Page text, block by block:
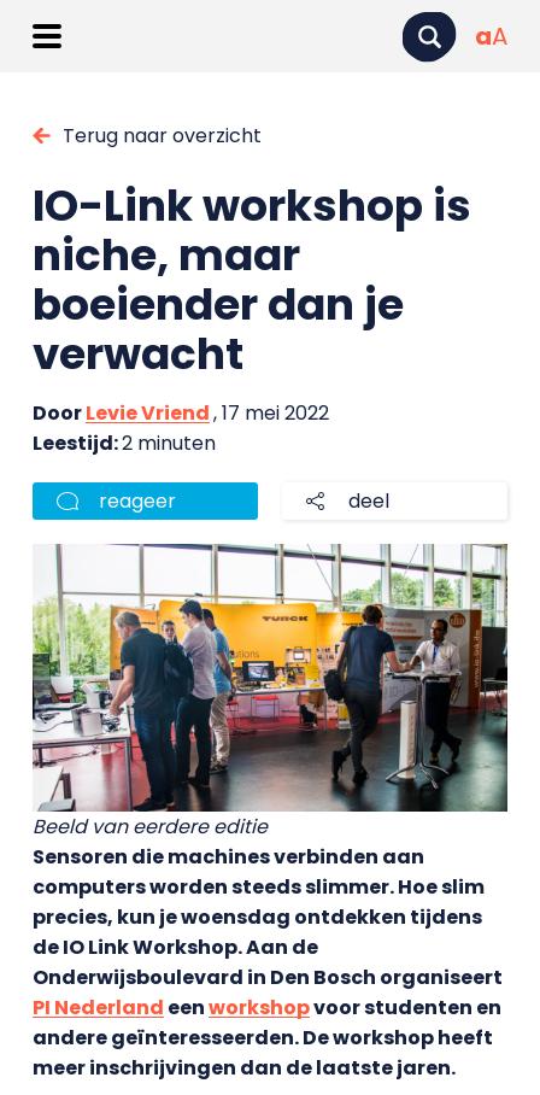
aA
Terug naar overzicht
IO-Link workshop is
niche, maar
boeiender dan je
verwacht
DoorLevie Vriend, 17 mei 2022
Leestijd:2 minuten
reageer deel
Beeld van eerdere editie
Sensoren die machines verbinden aan
computers worden steeds slimmer. Hoe slim
precies, kun je woensdag ontdekken tijdens
de IO Link Workshop. Aan de
Onderwijsboulevard in Den Bosch organiseert
PI Nederland eenworkshopvoor studenten en
andere geïnteresseerden. De workshop heeft
meer inschrijvingen dan de laatste jaren.